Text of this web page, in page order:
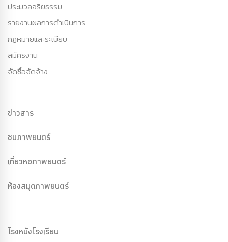
ประมวลจริยธรรม
รายงานผลการดำเนินการ
กฏหมายและระเบียบ
สมัครงาน
จัดซื้อจัดจ้าง
ข่าวสาร
ชมภาพยนตร์
เที่ยวหอภาพยนตร์
ห้องสมุดภาพยนตร์
โรงหนังโรงเรียน